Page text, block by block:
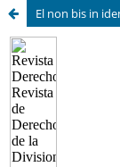
El non bis in